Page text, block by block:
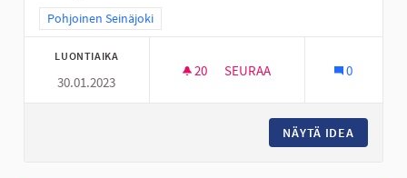
Rajaa tulokset teeman mukaan: Pohjoinen Seinäjoki
Pohjoinen Seinäjoki
LUONTIAIKA
30.01.2023
20 20 SEURAAJAA
SEURAA 0
NÄYTÄ IDEA